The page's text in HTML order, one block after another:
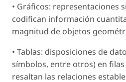
• Gráficos: representaciones
codifican información
magnitud de objetos
• Tablas: disposiciones de
símbolos, entre otros) en
resaltan las relaciones